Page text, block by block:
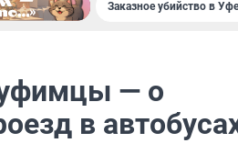
Заказное убийство в
— о
в